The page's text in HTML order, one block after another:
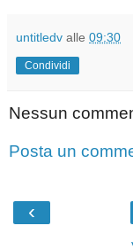
untitledv alle 09:30
Condividi
Nessun
Posta un
‹